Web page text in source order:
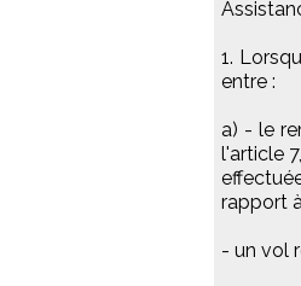
1.
entre :
a) - le
l'article
rapport
- un vol